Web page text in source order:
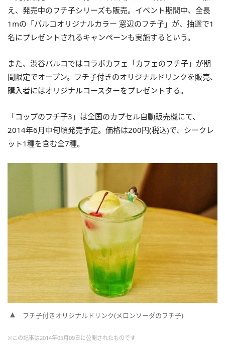
え、発売中のフチ子シリーズも販売。イベント期間中、全長
1mの「パルコオリジナルカラー 窓辺のフチ子」が、抽選で1
名にプレゼントされるキャンペーンも実施するという。
また、渋谷パルコではコラボカフェ「カフェのフチ子」が期
間限定でオープン。フチ子付きのオリジナルドリンクを販売、
購入者にはオリジナルコースターをプレゼントする。
「コップのフチ子3」は全国のカプセル自動販売機にて、
2014年6月中旬頃発売予定。価格は200円(税込)で、シークレ
ット1種を含む全7種。
フチ子付きオリジナルドリンク(メロンソーダのフチ子)
※この記事は2014年05月09日に公開されたものです